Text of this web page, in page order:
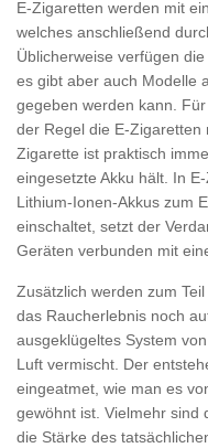
E-Zigaretten werden mit
welches anschließend
Üblicherweise verfügen
es gibt aber auch Modelle
gegeben werden kann.
der Regel die E-Zigaretten
Zigarette ist praktisch
eingesetzte Akku hält. In
Lithium-Ionen-Akkus zum
einschaltet, setzt der
Geräten verbunden mit
Zusätzlich werden zum
das Raucherlebnis noch
ausgeklügeltes System
Luft vermischt. Der
eingeatmet, wie man es
gewöhnt ist. Vielmehr sind
die Stärke des